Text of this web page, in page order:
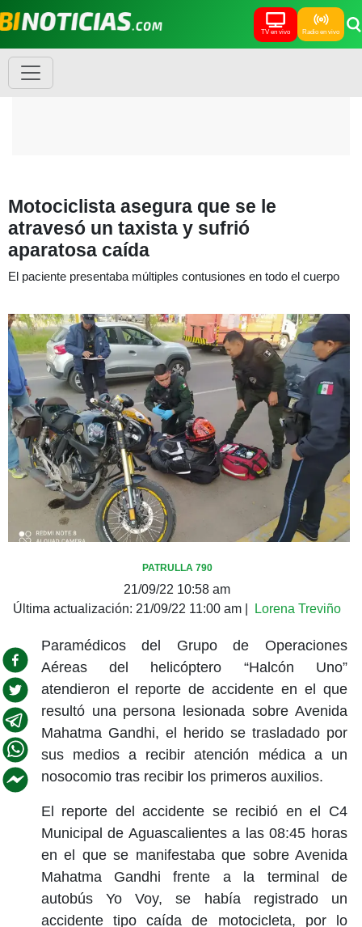
TV en vivo Radio en vivo
Motociclista asegura que se le
atravesó un taxista y sufrió
aparatosa caída
El paciente presentaba múltiples contusiones en todo el cuerpo
PATRULLA 790
21/09/22 10:58 am
Última actualización: 21/09/22 11:00 am Lorena Treviño
Paramédicos del Grupo de Operaciones
Aéreas del helicóptero “Halcón Uno”
atendieron el reporte de accidente en el que
resultó una persona lesionada sobre Avenida
Mahatma Gandhi, el herido se trasladado por
sus medios a recibir atención médica a un
nosocomio tras recibir los primeros auxilios.
El reporte del accidente se recibió en el C4
Municipal de Aguascalientes a las 08:45 horas
en el que se manifestaba que sobre Avenida
Mahatma Gandhi frente a la terminal de
autobús Yo Voy, se había registrado un
accidente tipo caída de motocicleta, por lo